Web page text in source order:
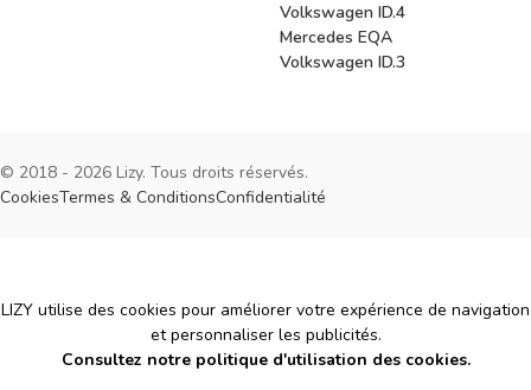
Volkswagen ID.4
Mercedes EQA
Volkswagen ID.3
© 2018 - 2026 Lizy. Tous droits réservés.
CookiesTermes & ConditionsConfidentialité
Cookies
LIZY utilise des cookies pour améliorer votre expérience de navigation
et personnaliser les publicités.
Consultez notre politique d'utilisation des cookies.